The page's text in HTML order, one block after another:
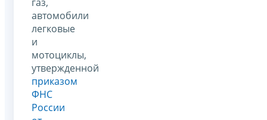
автомобили
легковые
и
мотоциклы,
утвержденной
приказом
ФНС
России